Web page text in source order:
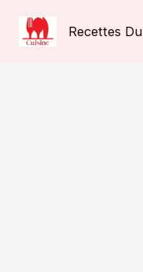
contenu
Recettes